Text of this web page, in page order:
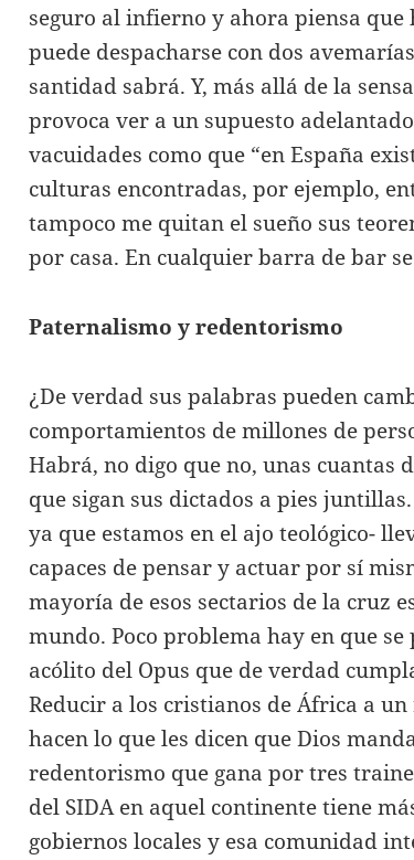
seguro al infierno y ahora piensa que
puede despacharse con dos
santidad sabrá. Y, más allá de la
provoca ver a un supuesto
vacuidades como que “en España
culturas encontradas, por ejemplo,
tampoco me quitan el sueño sus
por casa. En cualquier barra de bar
Paternalismo y redentorismo
¿De verdad sus palabras pueden
comportamientos de millones de
Habrá, no digo que no, unas cuantas
que sigan sus dictados a pies
ya que estamos en el ajo teológico-
capaces de pensar y actuar por sí
mayoría de esos sectarios de la cruz
mundo. Poco problema hay en que
acólito del Opus que de verdad
Reducir a los cristianos de África a
hacen lo que les dicen que Dios
redentorismo que gana por tres
del SIDA en aquel continente tiene
gobiernos locales y esa comunidad